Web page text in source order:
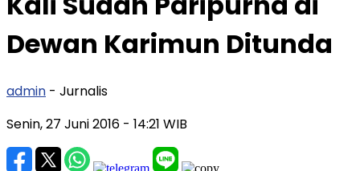
Dewan Karimun Ditunda
admin - Jurnalis
Senin, 27 Juni 2016 - 14:21 WIB